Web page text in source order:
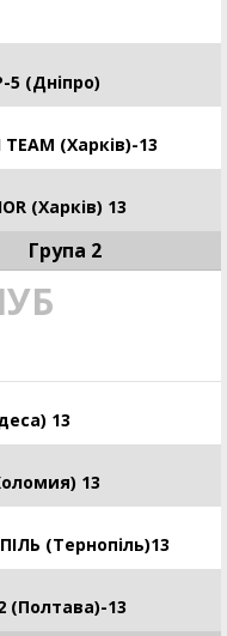
(Дніпро)
(Харків)-13
(Харків) 13
Група 2
13
13
(Тернопіль)13
13